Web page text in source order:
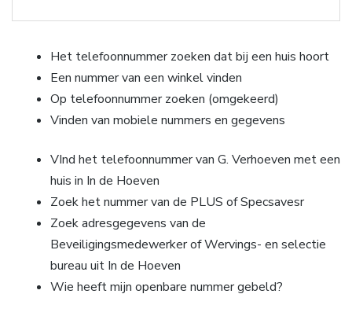
Het telefoonnummer zoeken dat bij een huis hoort
Een nummer van een winkel vinden
Op telefoonnummer zoeken (omgekeerd)
Vinden van mobiele nummers en gegevens
VInd het telefoonnummer van G. Verhoeven met een
huis in In de Hoeven
Zoek het nummer van de PLUS of Specsavesr
Zoek adresgegevens van de
Beveiligingsmedewerker of Wervings- en selectie
bureau uit In de Hoeven
Wie heeft mijn openbare nummer gebeld?